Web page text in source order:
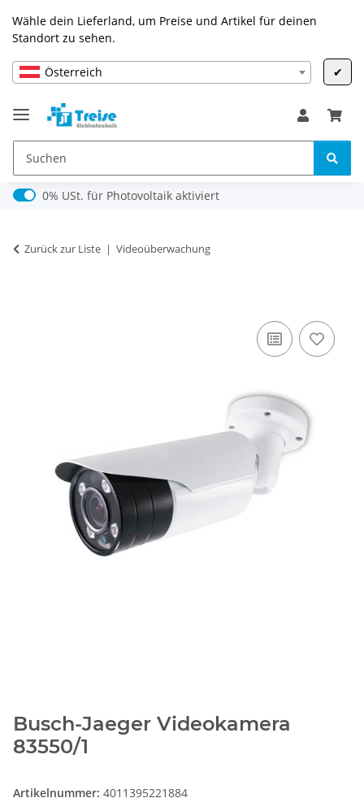
Wähle dein Lieferland, um Preise und Artikel für deinen
Standort zu sehen.
Österreich ✔
0% USt. für Photovoltaik (§ 12 Abs. 3 UStG)
0% USt. für Photovoltaik aktiviert
Zurück zur Liste Videoüberwachung
Busch-Jaeger Videokamera
83550/1
Artikelnummer: 4011395221884